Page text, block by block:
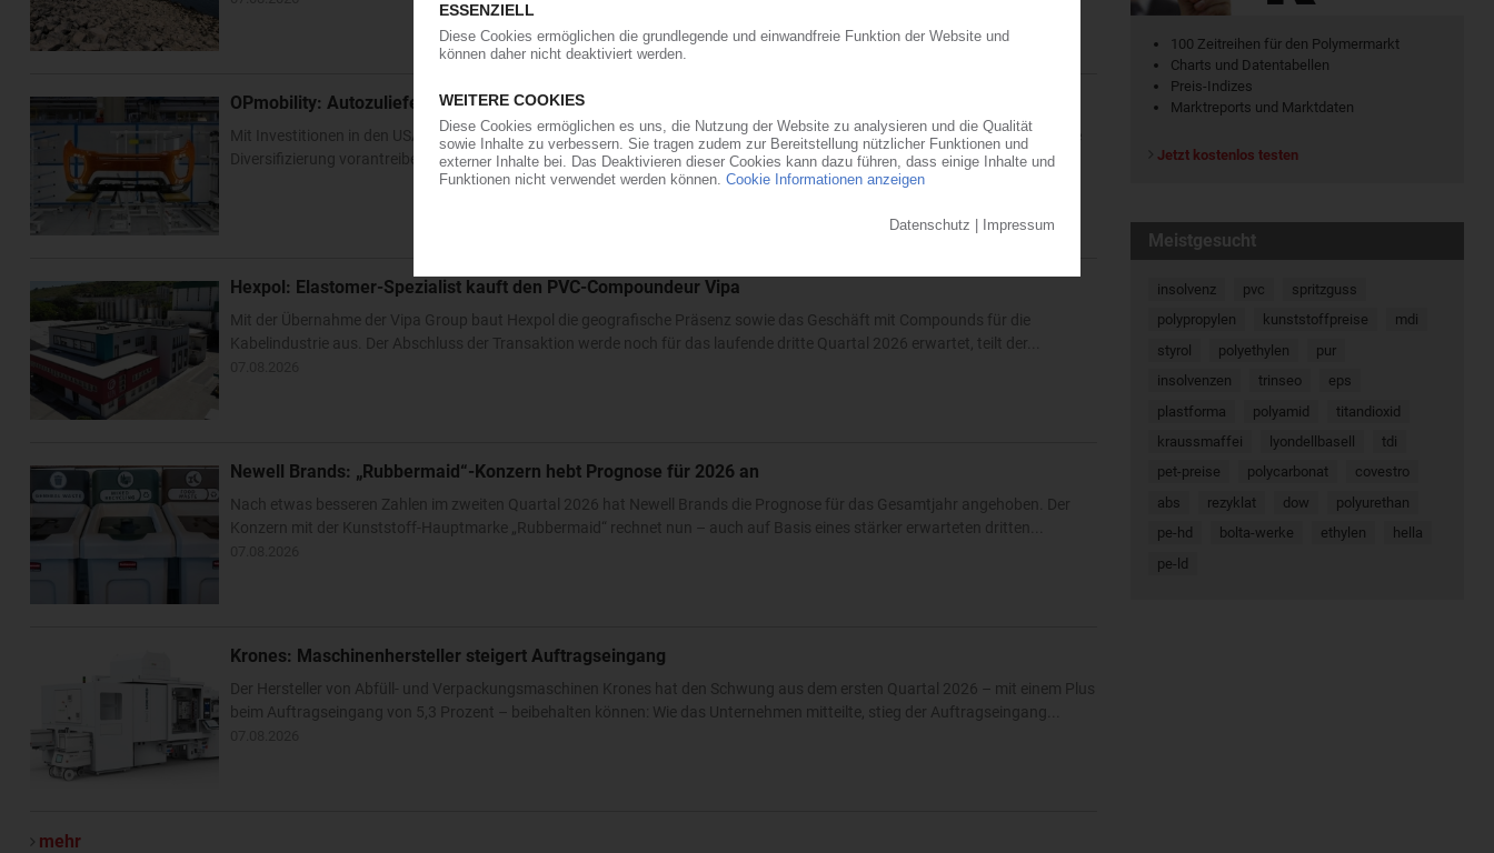
OPmobility: Autozulieferer verstärkt Präsenz in den USA und Asien
Mit Investitionen in den USA und Asien will der Automobilzulieferer OPmobility – die frühere Plastic Omnium – seine regionale
Diversifizierung vorantreiben. Im US-Bundesstaat Ohio errichtet der familiengeführte Automobilzulieferer ein... 07.08.2026
Hexpol: Elastomer-Spezialist kauft den PVC-Compoundeur Vipa
Mit der Übernahme der Vipa Group baut Hexpol die geografische Präsenz sowie das Geschäft mit Compounds für die
Kabelindustrie aus. Der Abschluss der Transaktion werde noch für das laufende dritte Quartal 2026 erwartet, teilt der...
Newell Brands: „Rubbermaid“-Konzern hebt Prognose für 2026 an
Nach etwas besseren Zahlen im zweiten Quartal 2026 hat Newell Brands die Prognose für das Gesamtjahr angehoben. Der
Konzern mit der Kunststoff-Hauptmarke „Rubbermaid“ rechnet nun – auch auf Basis eines stärker erwarteten dritten...
Krones: Maschinenhersteller steigert Auftragseingang
Der Hersteller von Abfüll- und Verpackungsmaschinen Krones hat den Schwung aus dem ersten Quartal 2026 – mit einem Plus
beim Auftragseingang von 5,3 Prozent – beibehalten können: Wie das Unternehmen mitteilte, stieg der Auftragseingang...
mehr
100 Zeitreihen für den Polymermarkt
Charts und Datentabellen
Preis-Indizes
Marktreports und Marktdaten
Jetzt kostenlos testen
Meistgesucht
insolvenz pvc
spritzguss
polypropylen
kunststoffpreise
mdi
styrol
polyethylen
pur
insolvenzen
trinseo
eps
plastforma
polyamid
titandioxid
kraussmaffei
lyondellbasell
tdi
pet-preise
polycarbonat
covestro
abs
rezyklat dow
polyurethan
pe-hd
bolta-werke ethylen
hella
pe-ld